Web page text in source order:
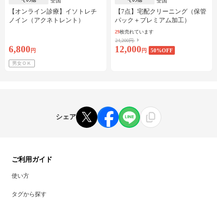
【オンライン診療】イソトレチ
ノイン（アクネトレント）
6,800 円
男女ＯＫ
【7点】宅配クリーニング（保管
パック＋プレミアム加工）
29枚売れています
24,200円
12,000 円 50%OFF
シェア
ご利用ガイド
使い方
タグから探す